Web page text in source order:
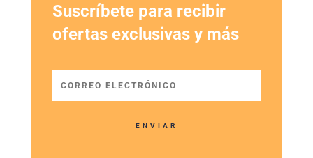
Suscríbete para recibir
ofertas exclusivas y más
ENVIAR